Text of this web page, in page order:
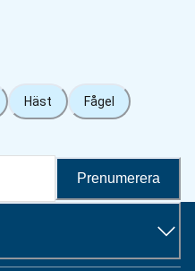
Häst Fågel
Prenumerera